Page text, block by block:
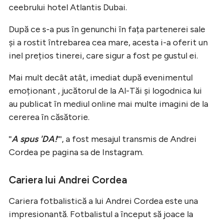
ceebrului hotel Atlantis Dubai.
După ce s-a pus în genunchi în fața partenerei sale
și a rostit întrebarea cea mare, acesta i-a oferit un
inel prețios tinerei, care sigur a fost pe gustul ei.
Mai mult decât atât, imediat după evenimentul
emoționant , jucătorul de la Al-Tăi și logodnica lui
au publicat în mediul online mai multe imagini de la
cererea în căsătorie.
''A spus 'DA!''', a fost mesajul transmis de Andrei
Cordea pe pagina sa de Instagram.
Cariera lui Andrei Cordea
Cariera fotbalistică a lui Andrei Cordea este una
impresionantă. Fotbalistul a început să joace la